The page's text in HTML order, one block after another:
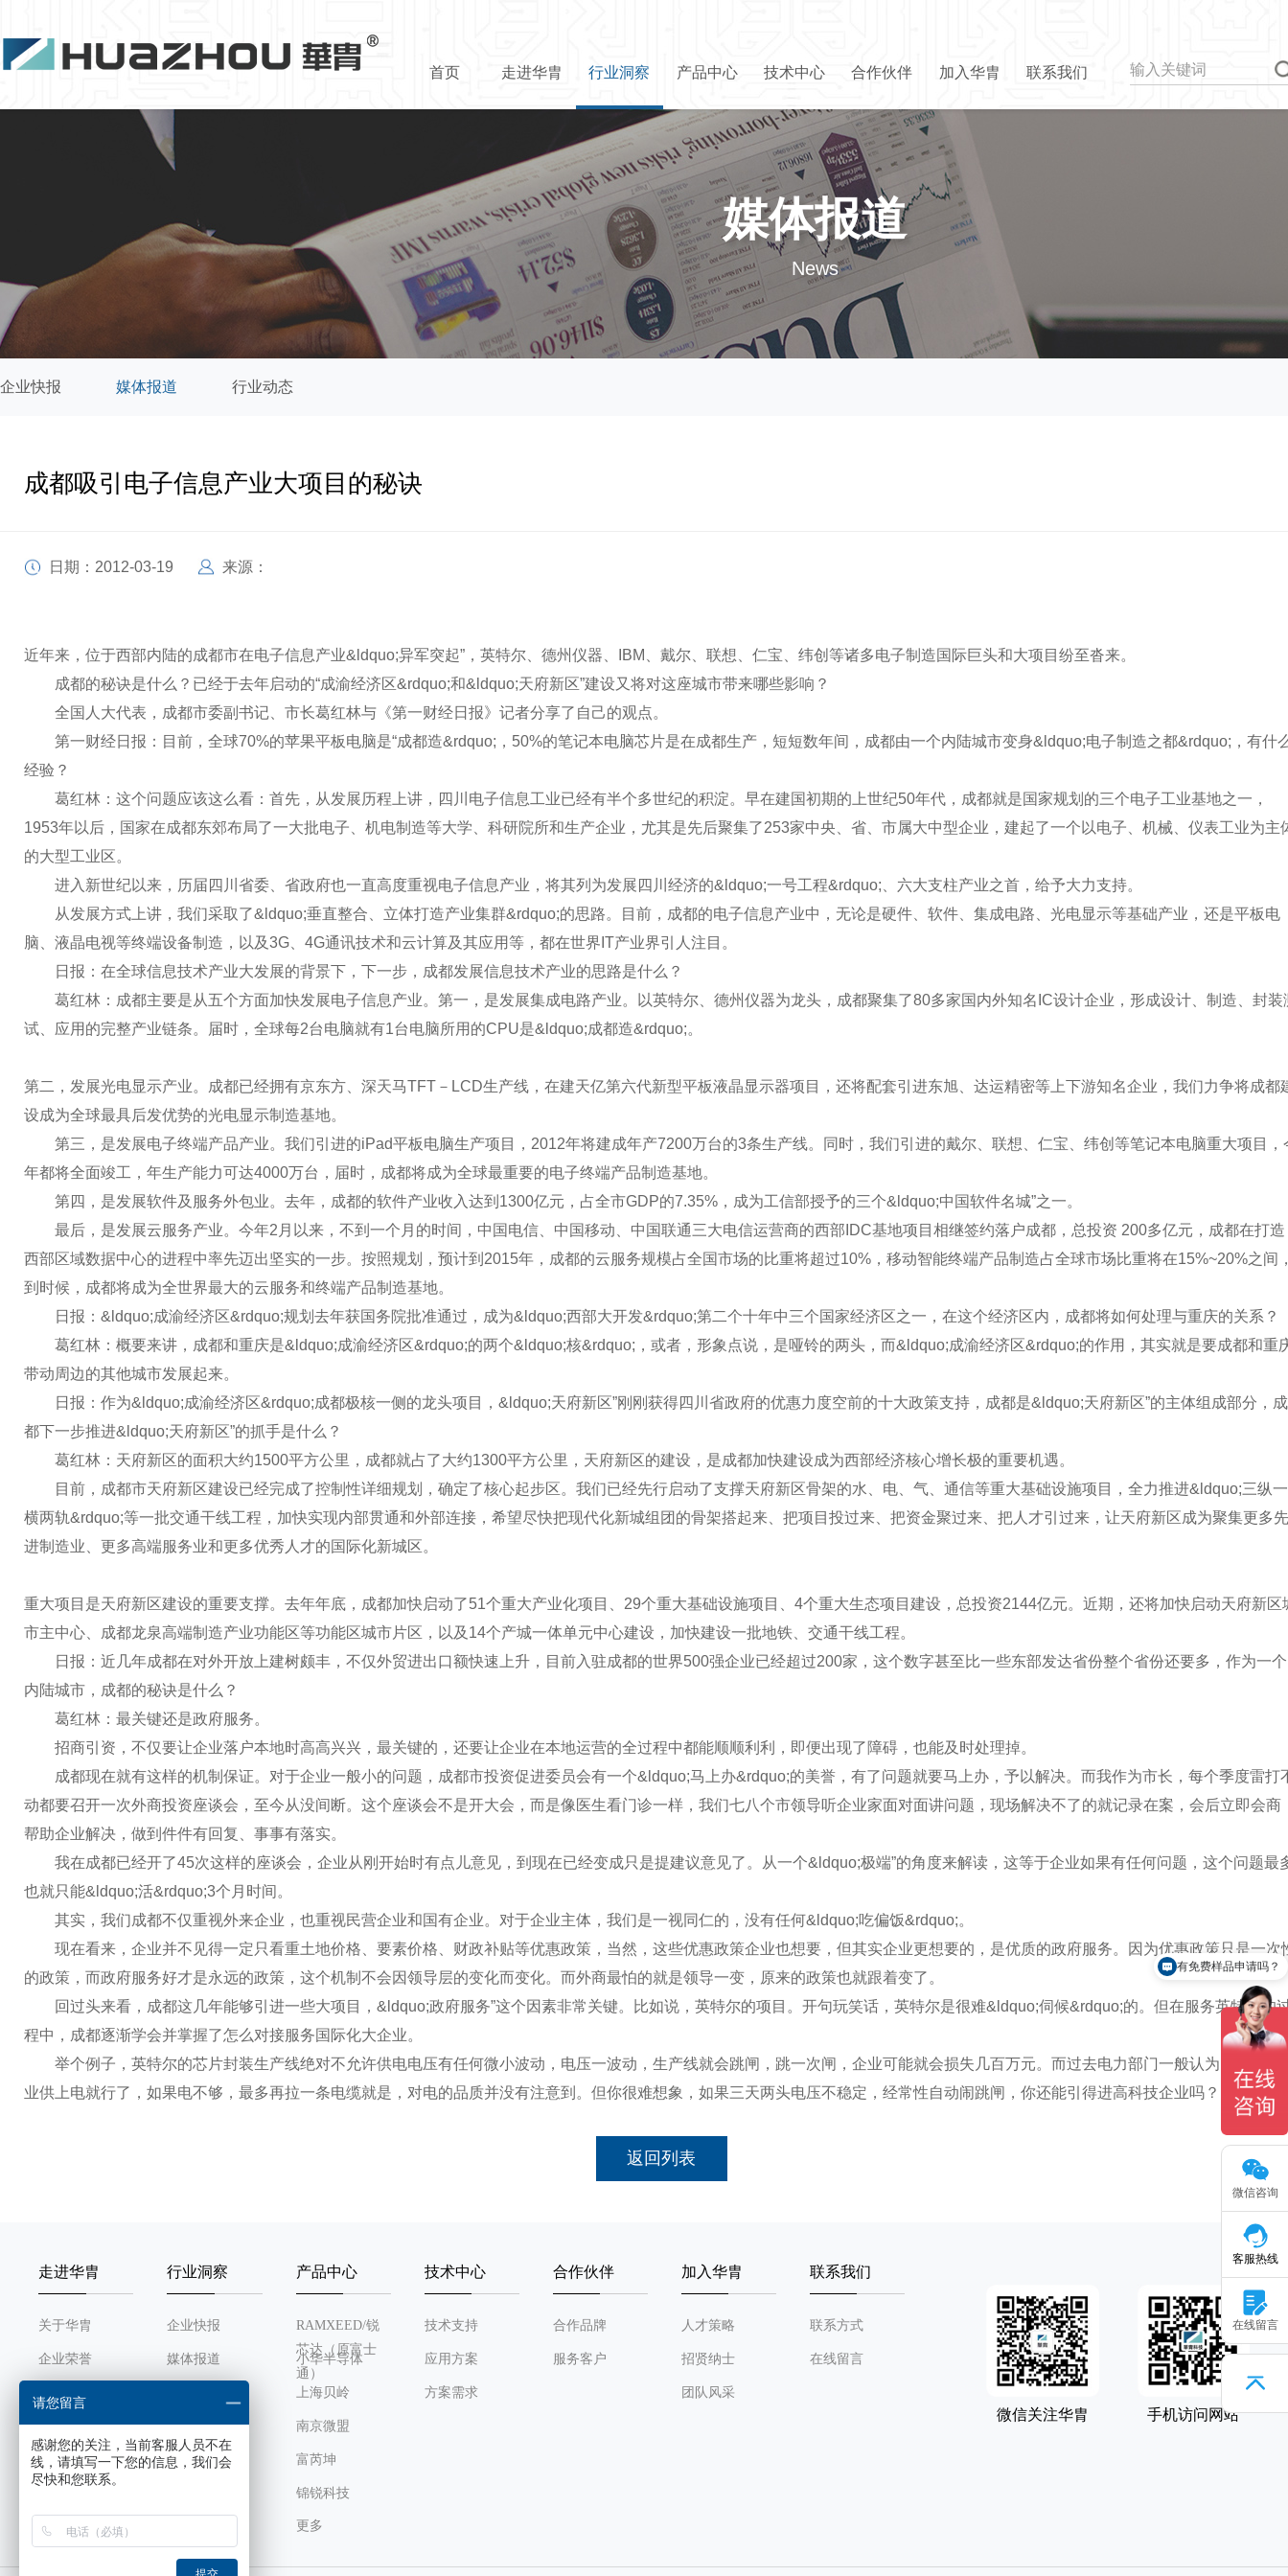
首页 走进华胄 行业洞察 产品中心 技术中心 合作伙伴 加入华胄 联系我们
媒体报道
News
企业快报 媒体报道 行业动态
成都吸引电子信息产业大项目的秘诀
日期：2012-03-19 来源：
近年来，位于西部内陆的成都市在电子信息产业&ldquo;异军突起”，英特尔、德州仪器、IBM、戴尔、联想、仁宝、纬创等诸多电子制造国际巨头和大项目纷至沓来。
成都的秘诀是什么？已经于去年启动的“成渝经济区&rdquo;和&ldquo;天府新区”建设又将对这座城市带来哪些影响？
全国人大代表，成都市委副书记、市长葛红林与《第一财经日报》记者分享了自己的观点。
第一财经日报：目前，全球70%的苹果平板电脑是“成都造&rdquo;，50%的笔记本电脑芯片是在成都生产，短短数年间，成都由一个内陆城市变身&ldquo;电子制造之都&rdquo;，有什
经验？
葛红林：这个问题应该这么看：首先，从发展历程上讲，四川电子信息工业已经有半个多世纪的积淀。早在建国初期的上世纪50年代，成都就是国家规划的三个电子工业基地之一，
1953年以后，国家在成都东郊布局了一大批电子、机电制造等大学、科研院所和生产企业，尤其是先后聚集了253家中央、省、市属大中型企业，建起了一个以电子、机械、仪表工业为主
的大型工业区。
进入新世纪以来，历届四川省委、省政府也一直高度重视电子信息产业，将其列为发展四川经济的&ldquo;一号工程&rdquo;、六大支柱产业之首，给予大力支持。
从发展方式上讲，我们采取了&ldquo;垂直整合、立体打造产业集群&rdquo;的思路。目前，成都的电子信息产业中，无论是硬件、软件、集成电路、光电显示等基础产业，还是平板电
脑、液晶电视等终端设备制造，以及3G、4G通讯技术和云计算及其应用等，都在世界IT产业界引人注目。
日报：在全球信息技术产业大发展的背景下，下一步，成都发展信息技术产业的思路是什么？
葛红林：成都主要是从五个方面加快发展电子信息产业。第一，是发展集成电路产业。以英特尔、德州仪器为龙头，成都聚集了80多家国内外知名IC设计企业，形成设计、制造、封装
试、应用的完整产业链条。届时，全球每2台电脑就有1台电脑所用的CPU是&ldquo;成都造&rdquo;。
第二，发展光电显示产业。成都已经拥有京东方、深天马TFT－LCD生产线，在建天亿第六代新型平板液晶显示器项目，还将配套引进东旭、达运精密等上下游知名企业，我们力争将成都
设成为全球最具后发优势的光电显示制造基地。
第三，是发展电子终端产品产业。我们引进的iPad平板电脑生产项目，2012年将建成年产7200万台的3条生产线。同时，我们引进的戴尔、联想、仁宝、纬创等笔记本电脑重大项目，
年都将全面竣工，年生产能力可达4000万台，届时，成都将成为全球最重要的电子终端产品制造基地。
第四，是发展软件及服务外包业。去年，成都的软件产业收入达到1300亿元，占全市GDP的7.35%，成为工信部授予的三个&ldquo;中国软件名城”之一。
最后，是发展云服务产业。今年2月以来，不到一个月的时间，中国电信、中国移动、中国联通三大电信运营商的西部IDC基地项目相继签约落户成都，总投资 200多亿元，成都在打造
西部区域数据中心的进程中率先迈出坚实的一步。按照规划，预计到2015年，成都的云服务规模占全国市场的比重将超过10%，移动智能终端产品制造占全球市场比重将在15%~20%之间
到时候，成都将成为全世界最大的云服务和终端产品制造基地。
日报：&ldquo;成渝经济区&rdquo;规划去年获国务院批准通过，成为&ldquo;西部大开发&rdquo;第二个十年中三个国家经济区之一，在这个经济区内，成都将如何处理与重庆的关系？
葛红林：概要来讲，成都和重庆是&ldquo;成渝经济区&rdquo;的两个&ldquo;核&rdquo;，或者，形象点说，是哑铃的两头，而&ldquo;成渝经济区&rdquo;的作用，其实就是要成都和重
带动周边的其他城市发展起来。
日报：作为&ldquo;成渝经济区&rdquo;成都极核一侧的龙头项目，&ldquo;天府新区”刚刚获得四川省政府的优惠力度空前的十大政策支持，成都是&ldquo;天府新区”的主体组成部分，成
都下一步推进&ldquo;天府新区”的抓手是什么？
葛红林：天府新区的面积大约1500平方公里，成都就占了大约1300平方公里，天府新区的建设，是成都加快建设成为西部经济核心增长极的重要机遇。
目前，成都市天府新区建设已经完成了控制性详细规划，确定了核心起步区。我们已经先行启动了支撑天府新区骨架的水、电、气、通信等重大基础设施项目，全力推进&ldquo;三纵一
横两轨&rdquo;等一批交通干线工程，加快实现内部贯通和外部连接，希望尽快把现代化新城组团的骨架搭起来、把项目投过来、把资金聚过来、把人才引过来，让天府新区成为聚集更多先
进制造业、更多高端服务业和更多优秀人才的国际化新城区。
重大项目是天府新区建设的重要支撑。去年年底，成都加快启动了51个重大产业化项目、29个重大基础设施项目、4个重大生态项目建设，总投资2144亿元。近期，还将加快启动天府新区
市主中心、成都龙泉高端制造产业功能区等功能区城市片区，以及14个产城一体单元中心建设，加快建设一批地铁、交通干线工程。
日报：近几年成都在对外开放上建树颇丰，不仅外贸进出口额快速上升，目前入驻成都的世界500强企业已经超过200家，这个数字甚至比一些东部发达省份整个省份还要多，作为一个
内陆城市，成都的秘诀是什么？
葛红林：最关键还是政府服务。
招商引资，不仅要让企业落户本地时高高兴兴，最关键的，还要让企业在本地运营的全过程中都能顺顺利利，即便出现了障碍，也能及时处理掉。
成都现在就有这样的机制保证。对于企业一般小的问题，成都市投资促进委员会有一个&ldquo;马上办&rdquo;的美誉，有了问题就要马上办，予以解决。而我作为市长，每个季度雷打
动都要召开一次外商投资座谈会，至今从没间断。这个座谈会不是开大会，而是像医生看门诊一样，我们七八个市领导听企业家面对面讲问题，现场解决不了的就记录在案，会后立即会商
帮助企业解决，做到件件有回复、事事有落实。
我在成都已经开了45次这样的座谈会，企业从刚开始时有点儿意见，到现在已经变成只是提建议意见了。从一个&ldquo;极端”的角度来解读，这等于企业如果有任何问题，这个问题最
也就只能&ldquo;活&rdquo;3个月时间。
其实，我们成都不仅重视外来企业，也重视民营企业和国有企业。对于企业主体，我们是一视同仁的，没有任何&ldquo;吃偏饭&rdquo;。
现在看来，企业并不见得一定只看重土地价格、要素价格、财政补贴等优惠政策，当然，这些优惠政策企业也想要，但其实企业更想要的，是优质的政府服务。因为优惠政策只是一次
的政策，而政府服务好才是永远的政策，这个机制不会因领导层的变化而变化。而外商最怕的就是领导一变，原来的政策也就跟着变了。
回过头来看，成都这几年能够引进一些大项目，&ldquo;政府服务”这个因素非常关键。比如说，英特尔的项目。开句玩笑话，英特尔是很难&ldquo;伺候&rdquo;的。但在服务英特尔的
程中，成都逐渐学会并掌握了怎么对接服务国际化大企业。
举个例子，英特尔的芯片封装生产线绝对不允许供电电压有任何微小波动，电压一波动，生产线就会跳闸，跳一次闸，企业可能就会损失几百万元。而过去电力部门一般认为，只要给
业供上电就行了，如果电不够，最多再拉一条电缆就是，对电的品质并没有注意到。但你很难想象，如果三天两头电压不稳定，经常性自动闹跳闸，你还能引得进高科技企业吗？
返回列表
走进华胄
关于华胄
企业荣誉
发展历程
组织架构
企业文化
行业洞察
企业快报
媒体报道
产品中心
RAMXEED/锐
芯达（原富士
通）
小华半导体
上海贝岭
南京微盟
富芮坤
锦锐科技
芯感智
更多
技术中心
技术支持
应用方案
方案需求
合作伙伴
合作品牌
服务客户
加入华胄
人才策略
招贤纳士
团队风采
联系我们
联系方式
在线留言
微信关注华胄 手机访问网站
微信咨询
客服热线
在线留言
有免费样品申请吗？
请您留言
感谢您的关注，当前客服人员不在
线，请填写一下您的信息，我们会
尽快和您联系。